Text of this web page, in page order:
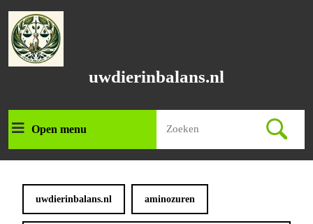
naar
inhoud
uwdierinbalans.nl
Open menuOpen
menu
naar:
uwdierinbalans.nl aminozuren